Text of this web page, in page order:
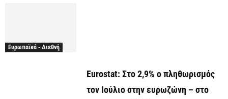
Ευρωπαϊκά - Διεθνή
Eurostat: Στο 2,9% ο πληθωρισμός
τον Ιούλιο στην ευρωζώνη – στο